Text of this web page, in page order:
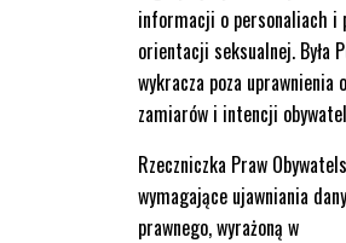
informacji o personaliach i
orientacji seksualnej. Była
wykracza poza
zamiarów i intencji
Rzeczniczka Praw
wymagające ujawniania
prawnego, wyrażoną w